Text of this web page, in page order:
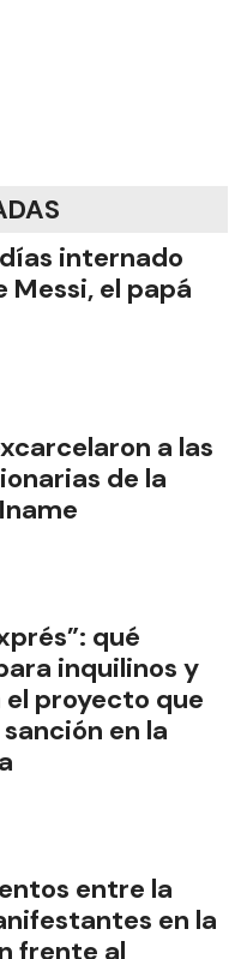
internado
Messi, el papá
a las
de la
qué
inquilinos y
el proyecto que
en la
entre la
en la
frente al